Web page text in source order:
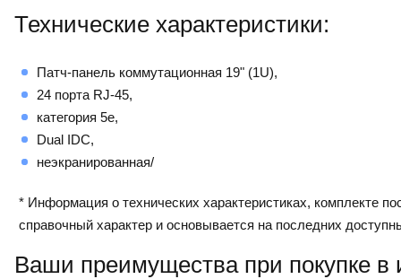
Технические характеристики:
Патч-панель коммутационная 19" (1U),
24 порта RJ-45,
категория 5e,
Dual IDC,
неэкранированная/
* Информация о технических характеристиках, комплекте
справочный характер и основывается на последних
Ваши преимущества при покупке в